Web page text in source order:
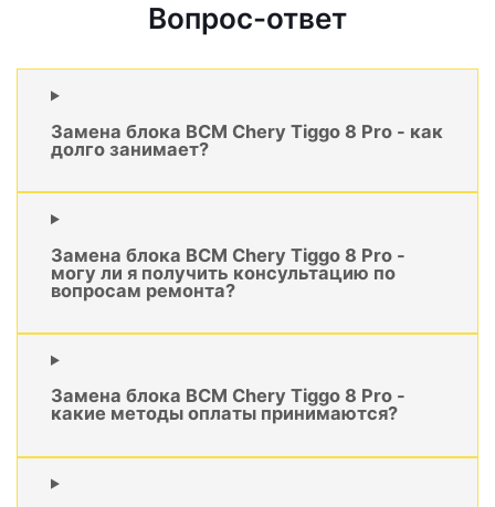
Вопрос-ответ
Замена блока BCM Chery Tiggo 8 Pro - как
долго занимает?
Замена блока BCM Chery Tiggo 8 Pro -
могу ли я получить консультацию по
вопросам ремонта?
Замена блока BCM Chery Tiggo 8 Pro -
какие методы оплаты принимаются?